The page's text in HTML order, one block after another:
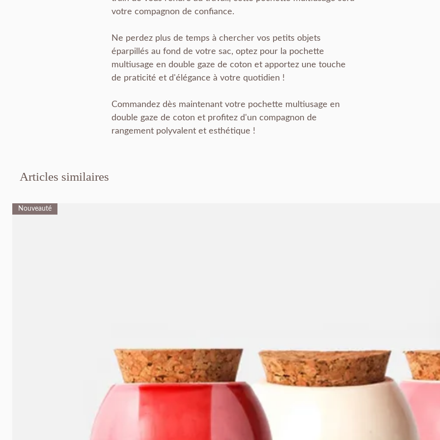
votre compagnon de confiance.
Ne perdez plus de temps à chercher vos petits objets
éparpillés au fond de votre sac, optez pour la pochette
multiusage en double gaze de coton et apportez une touche
de praticité et d'élégance à votre quotidien !
Commandez dès maintenant votre pochette multiusage en
double gaze de coton et profitez d'un compagnon de
rangement polyvalent et esthétique !
Articles similaires
Nouveauté